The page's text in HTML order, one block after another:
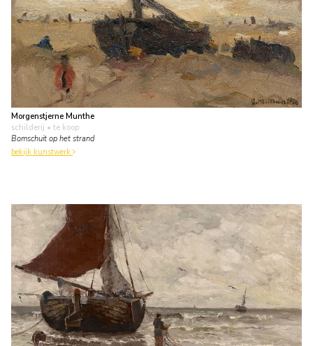
Morgenstjerne Munthe
schilderij • te koop
Bomschuit op het strand
bekijk kunstwerk